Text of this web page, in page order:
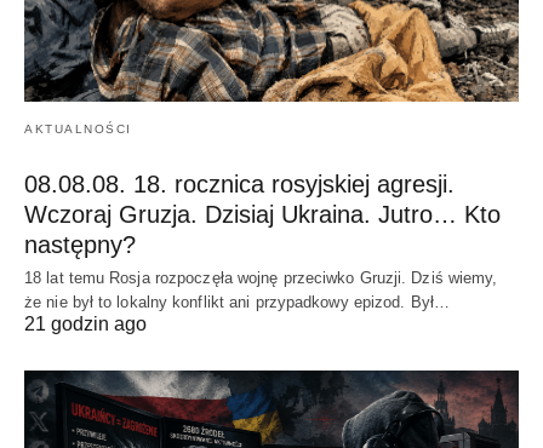
AKTUALNOŚCI
08.08.08. 18. rocznica rosyjskiej agresji.
Wczoraj Gruzja. Dzisiaj Ukraina. Jutro… Kto
następny?
18 lat temu Rosja rozpoczęła wojnę przeciwko Gruzji. Dziś wiemy,
że nie był to lokalny konflikt ani przypadkowy epizod. Był…
21 godzin ago